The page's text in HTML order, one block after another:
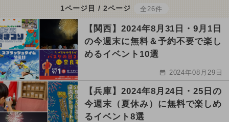
1ページ目 / 2ページ 全26件
【関西】2024年8月31日・9月1日
の今週末に無料＆予約不要で楽し
めるイベント10選
2024年08月29日
【兵庫】2024年8月24日・25日の
今週末（夏休み）に無料で楽しめ
るイベント8選